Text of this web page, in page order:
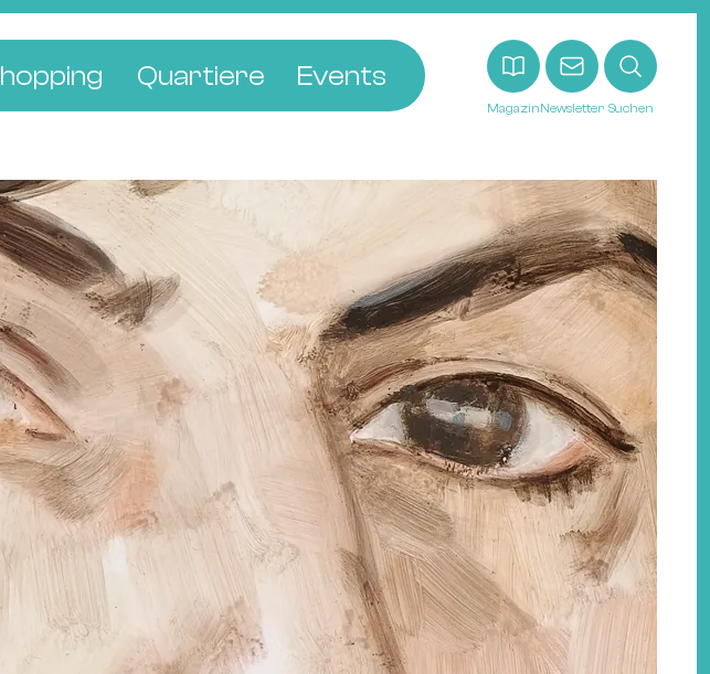
MagazinNewsletter Suchen
Rooms
Konditoreien
Stores
& Leben
& Uhren
& Pflanzen
Quartiere
Bachletten
Gundeldingen
Kleinbasel
Klybeck
St. Johann
Wettstein
Events